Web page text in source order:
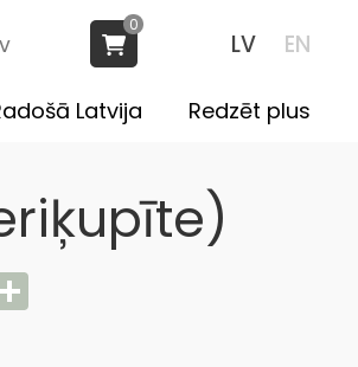
LV EN
0
Redzēt plus
Latvija
Link
Share